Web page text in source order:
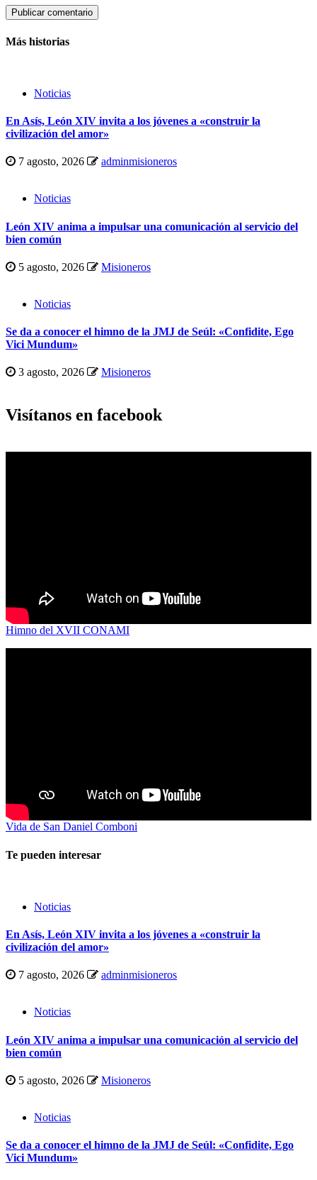
Más historias
Noticias
En Asís, León XIV invita a los jóvenes a «construir la
civilización del amor»
7 agosto, 2026 adminmisioneros
Noticias
León XIV anima a impulsar una comunicación al servicio del
bien común
5 agosto, 2026 Misioneros
Noticias
Se da a conocer el himno de la JMJ de Seúl: «Confidite, Ego
Vici Mundum»
3 agosto, 2026 Misioneros
Visítanos en facebook
Himno del XVII CONAMI
Vida de San Daniel Comboni
Te pueden interesar
Noticias
En Asís, León XIV invita a los jóvenes a «construir la
civilización del amor»
7 agosto, 2026 adminmisioneros
Noticias
León XIV anima a impulsar una comunicación al servicio del
bien común
5 agosto, 2026 Misioneros
Noticias
Se da a conocer el himno de la JMJ de Seúl: «Confidite, Ego
Vici Mundum»